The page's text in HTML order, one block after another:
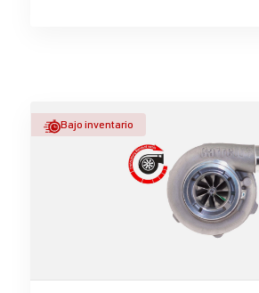
Bajo inventario